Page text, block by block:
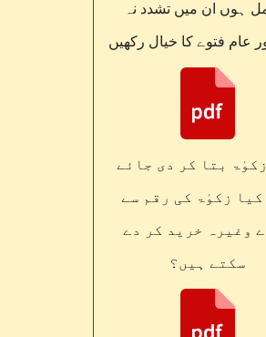
ہوں ان میں تشدد نہ
عام فتوے کا خیال رکھیں
بتا کر دی جائے
کیا زکوٰۃ کی رقم سے
وغیرہ خرید کر دے
سکتے ہیں؟